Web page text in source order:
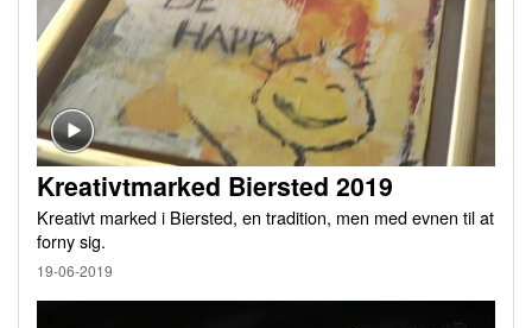
Kreativtmarked Biersted 2019
Kreativt marked i Biersted, en tradition, men med evnen til at
forny sig.
19-06-2019